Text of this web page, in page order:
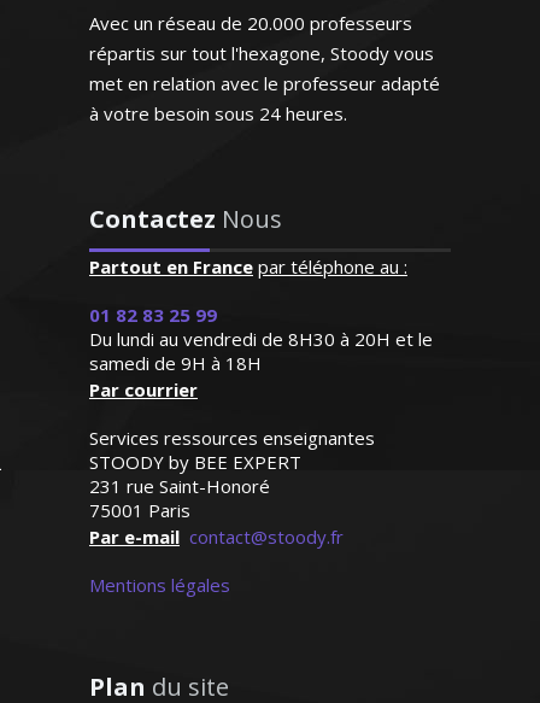
qualité connaissant
parfaitement l'espagnol
puisqu'il s'agit de sa langue
natale. Très doué pour
enseigner, il prépare
Monsieur H.E (Marseille,
étudiant au supérieur)
Depuis 15 ans déjà, j’enseigne les cours
de comptabilité et gestion dans les
lycées professionnels et je donne des
marketing. J’aime transmettre le savoir
et aider mes élèves à bien réussir
comptabilité/gestion - Nantes
connaissances, je m'attache à
former en vue de lui faire aimer la
Avec un réseau de 20.000 professeurs
répartis sur tout l'hexagone, Stoody vous
met en relation avec le professeur adapté
à votre besoin sous 24 heures.
Contactez Nous
Partout en France par téléphone au :
01 82 83 25 99
Du lundi au vendredi de 8H30 à 20H et le
samedi de 9H à 18H
Par courrier
Services ressources enseignantes
STOODY by BEE EXPERT
231 rue Saint-Honoré
75001 Paris
Par e-mail contact@stoody.fr
Mentions légales
Plan du site